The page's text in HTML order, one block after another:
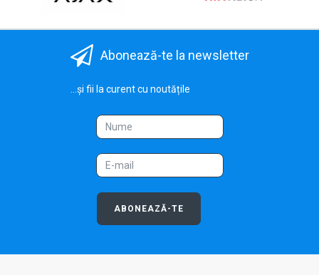
Abonează-te la newsletter
...și fii la curent cu noutățile
ABONEAZĂ-TE